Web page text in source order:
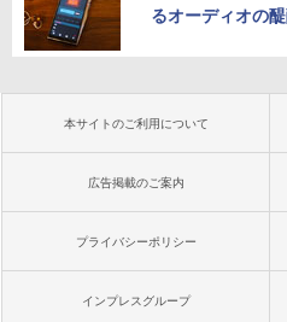
るオーディオの
本サイトのご利用について
広告掲載のご案内
プライバシーポリシー
インプレスグループ